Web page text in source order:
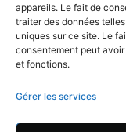
appareils. Le fait de
traiter des données
uniques sur ce site. Le
consentement peut
et fonctions.
Gérer les services
SERVICES
Audit SEO